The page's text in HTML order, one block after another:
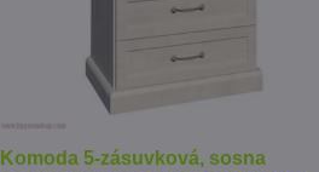
Komoda 5-zásuvková, sosna